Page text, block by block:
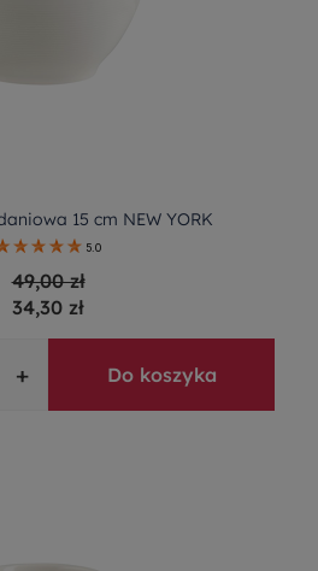
15 cm NEW YORK
5.0
49,00 zł
34,30 zł
+ Do koszyka